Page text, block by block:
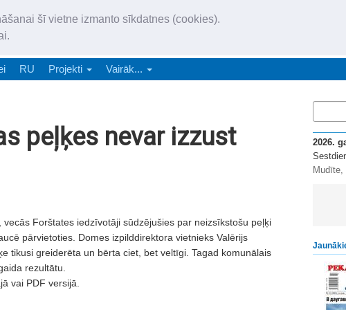
šī vietne izmanto sīkdatnes (cookies).
„Latgales Laiks” latviešu valodā aptver Daugavpils valstspilsētu, Augšdaugavas novadu
RU Projekti Vairāk...
peļķes nevar izzust
Forštates iedzīvotāji sūdzējušies par neizsīkstošu peļķi
pārvietoties. Domes izpilddirektora vietnieks Valērijs
tikusi greiderēta un bērta ciet, bet veltīgi. Tagad komunālais
rezultātu.
vai PDF versijā.
2026.
Mudīte,